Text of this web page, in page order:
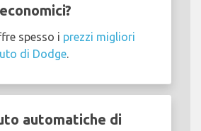
spesso i prezzi migliori
di Dodge
automatiche di